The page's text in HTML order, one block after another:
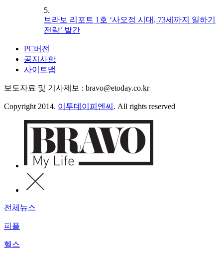
5.
브라보 리포트 1호 ‘사오정 시대, 73세까지 일하기
전략’ 발간
PC버전
공지사항
사이트맵
보도자료 및 기사제보 : bravo@etoday.co.kr
Copyright 2014. 이투데이피엔씨 . All rights reserved
전체뉴스
피플
헬스